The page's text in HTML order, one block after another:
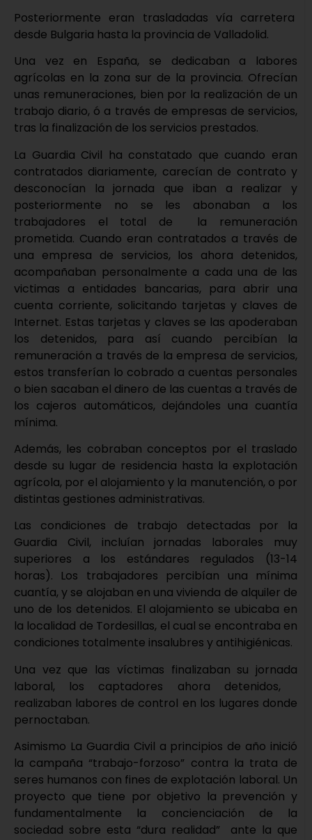
Posteriormente eran trasladadas vía carretera
desde Bulgaria hasta la provincia de Valladolid.
Una vez en España, se dedicaban a labores
agrícolas en la zona sur de la provincia. Ofrecían
unas remuneraciones, bien por la realización de un
trabajo diario, ó a través de empresas de servicios,
tras la finalización de los servicios prestados.
La Guardia Civil ha constatado que cuando eran
contratados diariamente, carecían de contrato y
desconocían la jornada que iban a realizar y
posteriormente no se les abonaban a los
trabajadores el total de la remuneración
prometida. Cuando eran contratados a través de
una empresa de servicios, los ahora detenidos,
acompañaban personalmente a cada una de las
victimas a entidades bancarias, para abrir una
cuenta corriente, solicitando tarjetas y claves de
Internet. Estas tarjetas y claves se las apoderaban
los detenidos, para así cuando percibían la
remuneración a través de la empresa de servicios,
estos transferían lo cobrado a cuentas personales
o bien sacaban el dinero de las cuentas a través de
los cajeros automáticos, dejándoles una cuantía
mínima.
Además, les cobraban conceptos por el traslado
desde su lugar de residencia hasta la explotación
agrícola, por el alojamiento y la manutención, o por
distintas gestiones administrativas.
Las condiciones de trabajo detectadas por la
Guardia Civil, incluían jornadas laborales muy
superiores a los estándares regulados (13-14
horas). Los trabajadores percibían una mínima
cuantía, y se alojaban en una vivienda de alquiler de
uno de los detenidos. El alojamiento se ubicaba en
la localidad de Tordesillas, el cual se encontraba en
condiciones totalmente insalubres y antihigiénicas.
Una vez que las víctimas finalizaban su jornada
laboral, los captadores ahora detenidos,
realizaban labores de control en los lugares donde
pernoctaban.
Asimismo La Guardia Civil a principios de año inició
la campaña “trabajo-forzoso” contra la trata de
seres humanos con fines de explotación laboral. Un
proyecto que tiene por objetivo la prevención y
fundamentalmente la concienciación de la
sociedad sobre esta “dura realidad” ante la que